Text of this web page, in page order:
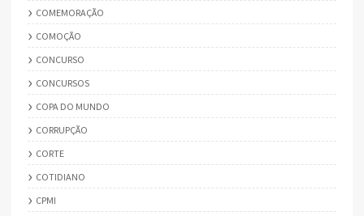
COMEMORAÇÃO
COMOÇÃO
CONCURSO
CONCURSOS
COPA DO MUNDO
CORRUPÇÃO
CORTE
COTIDIANO
CPMI